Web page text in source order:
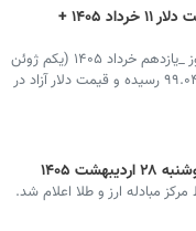
نمودار قیمت دلار ۱۱ خرداد ۱۴۰۵ +
شاخص دلار آمریکا (DXY) امروز _یازدهم خرداد ۱۴۰۵ (یکم ژوئن
۲۰۲۶) تا این لحظه به سطح ۹۹.۰۴۵ رسیده و قیمت دلار آزاد در
۱۴۰۵
مبادله ارز و طلا اعلام شد.